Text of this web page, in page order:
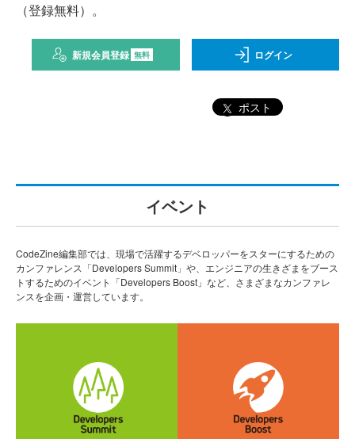
（登録無料）。
新規会員登録 無料 ログイン
ポスト
イベント
CodeZine編集部では、現場で活躍するデベロッパーをスターにするための
カンファレンス「Developers Summit」や、エンジニアの生きざまをブース
トするためのイベント「Developers Boost」など、さまざまなカンファレ
ンスを企画・運営しています。